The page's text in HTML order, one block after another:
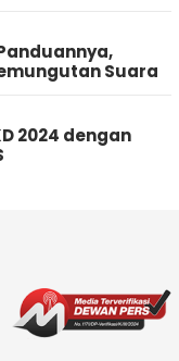
Suara
2024 dengan